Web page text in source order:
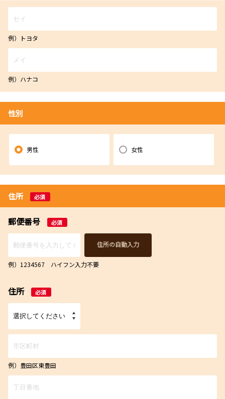
例）トヨタ
例）ハナコ
性別
男性 女性
住所 必須
郵便番号 必須
住所の自動入力
例）1234567 ハイフン入力不要
住所 必須
例）豊田区東豊田